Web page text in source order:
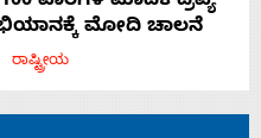
ಮೋದಿ ಚಾಲನೆ
ರಾಷ್ಟ್ರೀಯ